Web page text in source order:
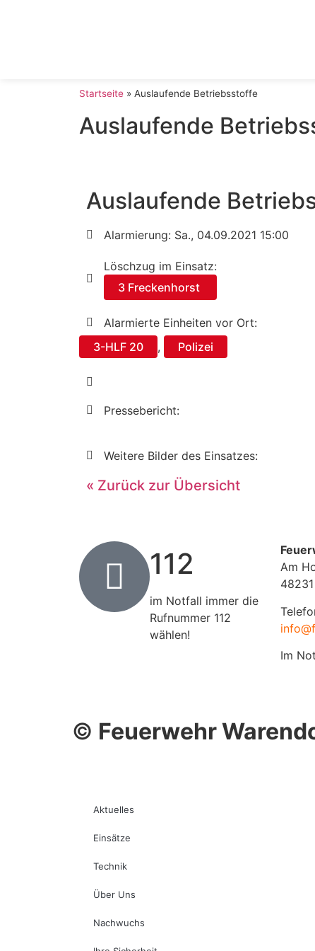
Startseite » Auslaufende Betriebsstoffe
Auslaufende
Auslaufende
Alarmierung: Sa., 04.09.2021 15:00
Löschzug im Einsatz:
3 Freckenhorst
Alarmierte Einheiten vor Ort:
3-HLF 20
, Polizei
Pressebericht:
Weitere Bilder des Einsatzes:
« Zurück zur Übersicht
112
im Notfall immer die
Rufnummer 112
wählen!
Am
Im
© Feuerwehr
Aktuelles
Einsätze
Technik
Über Uns
Nachwuchs